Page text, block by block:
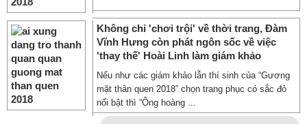
Không chỉ 'chơi trội' về thời trang, Đàm
Vĩnh Hưng còn phát ngôn sốc về việc
'thay thế' Hoài Linh làm giám khảo
Nếu như các giám khảo lẫn thí sinh của “Gương
mặt thân quen 2018” chọn trang phục có sắc đỏ
nổi bật thì “Ông hoàng ...